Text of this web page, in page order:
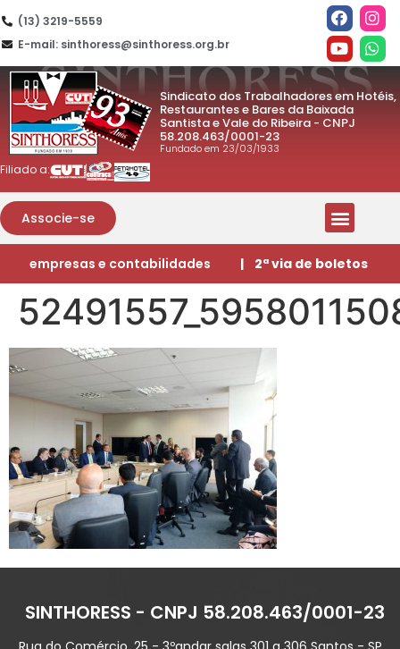
(13) 3219-5559
E-mail: sinthoress@sinthoress.org.br
Sindicato dos Trabalhadores em Hotéis,
Restaurantes e Bares da Baixada
Santista e Vale do Ribeira - CNPJ
58.208.463/0001-23
Fundado em 23/03/1933
Filiado a:
Associe-se
empresas e contabilidades | 2ª via de boletos
SINTHORESS - CNPJ 58.208.463/0001-23